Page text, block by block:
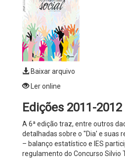
Baixar arquivo
Ler online
Edições 2011-2012
A 6ª edição traz, entre outros
detalhadas sobre o "Dia' e suas
– balanço estatístico e IES
regulamento do Concurso Silvio